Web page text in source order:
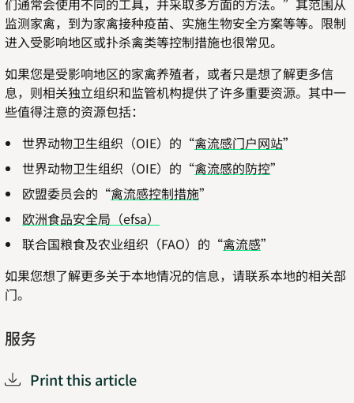
们通常会使用不同的工具，并采取多方面的方法。”其范围从
监测家禽，到为家禽接种疫苗、实施生物安全方案等等。限制
进入受影响地区或扑杀禽类等控制措施也很常见。
如果您是受影响地区的家禽养殖者，或者只是想了解更多信
息，则相关独立组织和监管机构提供了许多重要资源。其中一
些值得注意的资源包括：
世界动物卫生组织（OIE）的“禽流感门户网站”
世界动物卫生组织（OIE）的“禽流感的防控”
欧盟委员会的“禽流感控制措施”
欧洲食品安全局（efsa）
联合国粮食及农业组织（FAO）的“禽流感”
如果您想了解更多关于本地情况的信息，请联系本地的相关部
门。
服务
Print this article